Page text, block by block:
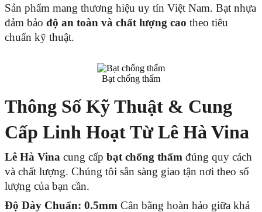
Sản phẩm mang thương hiệu uy tín Việt Nam. Bạt nhựa
đảm bảo độ an toàn và chất lượng cao theo tiêu
chuẩn kỹ thuật.
Bạt chống thấm
Thông Số Kỹ Thuật & Cung
Cấp Linh Hoạt Từ Lê Hà Vina
Lê Hà Vina cung cấp bạt chống thấm đúng quy cách
và chất lượng. Chúng tôi sẵn sàng giao tận nơi theo số
lượng của bạn cần.
Độ Dày Chuẩn: 0.5mm Cân bằng hoàn hảo giữa khả